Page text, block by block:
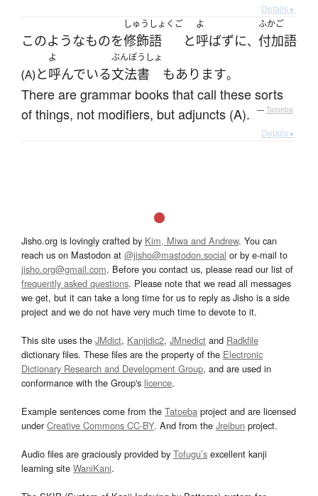
Details ▸
このようなものを
しゅうしょくご
修飾語 と
よ
呼ばずに、
ふかご
付加語
(A)と
よ
呼んでいる
ぶんぽうしょ
文法書 もあります。
There are grammar books that call these sorts
of things, not modifiers, but adjuncts (A).
— Tatoeba
Details ▸
Jisho.org is lovingly crafted by Kim, Miwa and Andrew. You can
reach us on Mastodon at @jisho@mastodon.social or by e-mail to
jisho.org@gmail.com. Before you contact us, please read our list of
frequently asked questions. Please note that we read all messages
we get, but it can take a long time for us to reply as Jisho is a side
project and we do not have very much time to devote to it.
This site uses the JMdict, Kanjidic2, JMnedict and Radkfile
dictionary files. These files are the property of the Electronic
Dictionary Research and Development Group, and are used in
conformance with the Group's licence.
Example sentences come from the Tatoeba project and are licensed
underCreative Commons CC-BY. And from the Jreibun project.
Audio files are graciously provided by Tofugu’s excellent kanji
learning site WaniKani.